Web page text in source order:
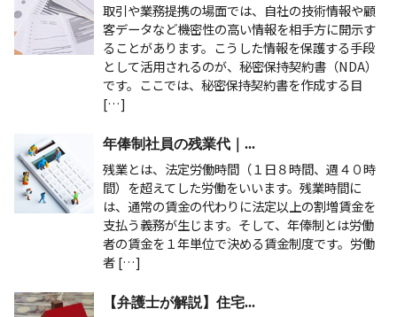
取引や業務提携の場面では、自社の技術情報や顧
客データなど機密性の高い情報を相手方に開示す
ることがあります。こうした情報を保護する手段
として活用されるのが、秘密保持契約書（NDA）
です。ここでは、秘密保持契約書を作成する目
[…]
年俸制社員の残業代｜...
残業とは、法定労働時間（１日８時間、週４０時
間）を超えてした労働をいいます。残業時間に
は、通常の賃金の代わりに法定以上の割増賃金を
支払う義務が生じます。そして、年俸制とは労働
者の賃金を１年単位で決める賃金制度です。労働
者 […]
【弁護士が解説】住宅...